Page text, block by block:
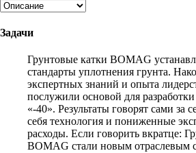
Задачи
Грунтовые катки BOMAG
стандарты уплотнения грунта.
экспертных знаний и опыта
послужили основой для
«-40». Результаты говорят сами за
себя технология и пониженные
расходы. Если говорить вкратце:
BOMAG стали новым отраслевым